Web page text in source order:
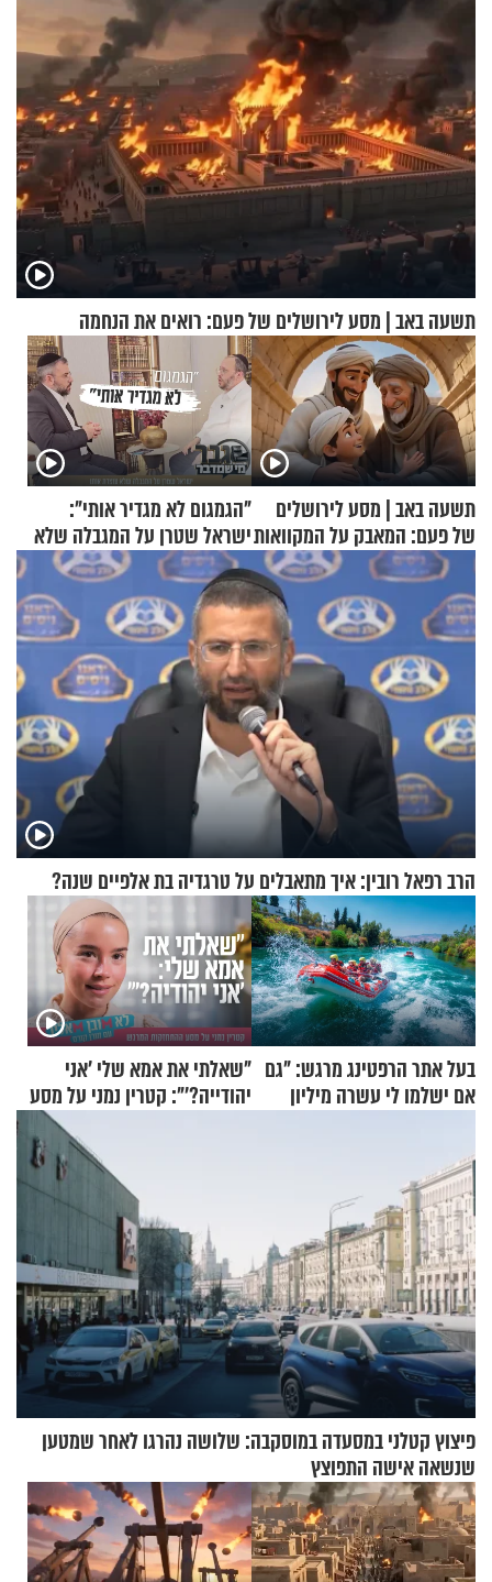
תשעה באב | מסע לירושלים של פעם: רואים את הנחמה
תשעה באב | מסע לירושלים
של פעם: המאבק על המקוואות
"הגמגום לא מגדיר אותי":
ישראל שטרן על המגבלה שלא
עוצרת אותו
הרב רפאל רובין: איך מתאבלים על טרגדיה בת אלפיים שנה?
בעל אתר הרפטינג מרגש: "גם
אם ישלמו לי עשרה מיליון
"שאלתי את אמא שלי 'אני
יהודייה?'": קטרין נמני על מסע
פיצוץ קטלני במסעדה במוסקבה: שלושה נהרגו לאחר שמטען
שנשאה אישה התפוצץ